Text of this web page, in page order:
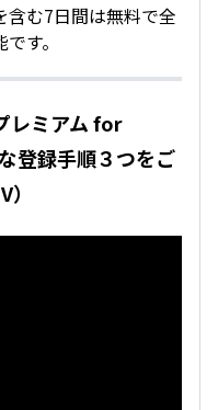
む7日間は無料で全
す。
レミアム for
登録手順３つをご